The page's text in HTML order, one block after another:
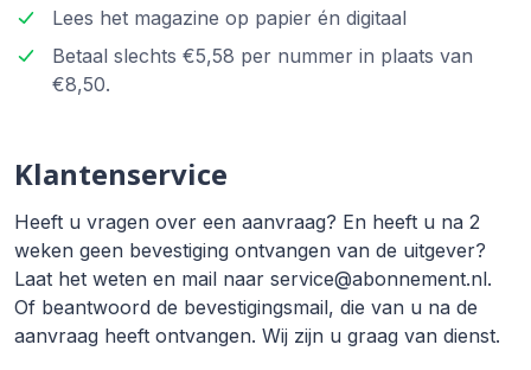
Lees het magazine op papier én digitaal
Betaal slechts €5,58 per nummer in plaats van
€8,50.
Klantenservice
Heeft u vragen over een aanvraag? En heeft u na 2
weken geen bevestiging ontvangen van de uitgever?
Laat het weten en mail naar service@abonnement.nl.
Of beantwoord de bevestigingsmail, die van u na de
aanvraag heeft ontvangen. Wij zijn u graag van dienst.